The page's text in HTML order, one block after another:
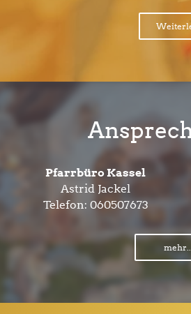
Pfarrbüro Kassel
Astrid Jackel
Telefon: 060507673
mehr...